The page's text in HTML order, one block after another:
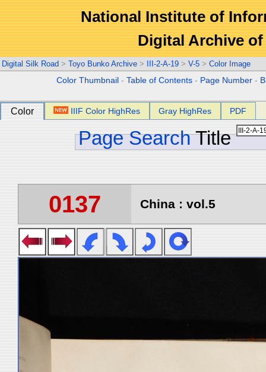
National Institute of
Digital Archive
Digital Silk Road > Toyo Bunko Archive > III-2-A-19 > V-5 > Color Image
Color Thumbnail -Table of Contents - Page Number -
Color IIIF Color HighRes Gray HighRes PDF
Page Search Title
0137 China : vol.5